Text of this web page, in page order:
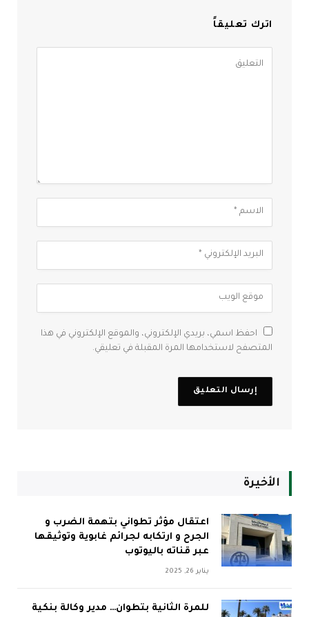
اترك تعليقاً
احفظ اسمي، بريدي الإلكتروني، والموقع الإلكتروني في هذا
المتصفح لاستخدامها المرة المقبلة في تعليقي.
الأخيرة
اعتقال مؤثر تطواني بتهمة الضرب و
الجرح و ارتكابه لجرائم غابوية وتوثيقها
عبر قناته باليوتوب
يناير 26, 2025
للمرة الثانية بتطوان… مدير وكالة بنكية